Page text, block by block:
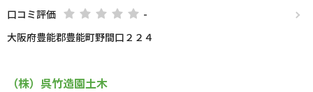
口コミ評価
-
大阪府豊能郡豊能町野間口２２４
（株）呉竹造園土木